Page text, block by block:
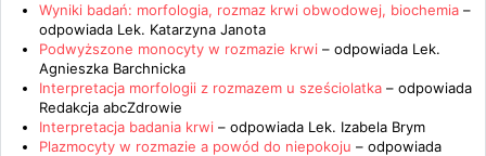
Wyniki badań: morfologia, rozmaz krwi obwodowej, biochemia –
odpowiada Lek. Katarzyna Janota
Podwyższone monocyty w rozmazie krwi – odpowiada Lek.
Agnieszka Barchnicka
Interpretacja morfologii z rozmazem u sześciolatka – odpowiada
Redakcja abcZdrowie
Interpretacja badania krwi – odpowiada Lek. Izabela Brym
Plazmocyty w rozmazie a powód do niepokoju – odpowiada